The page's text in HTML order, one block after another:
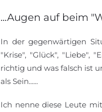
...Augen auf beim
In der gegenwärtigen
"Krise", "Glück", "Liebe",
richtig und was falsch ist
als Sein......
Ich nenne diese Leute